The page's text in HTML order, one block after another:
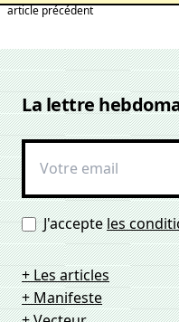
article précédent
La lettre
J'accepteles
+ Les articles
+ Manifeste